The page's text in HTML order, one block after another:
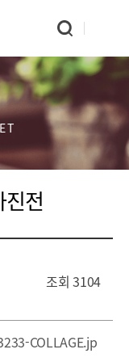
전
조회 3104
COLLAGE.jp